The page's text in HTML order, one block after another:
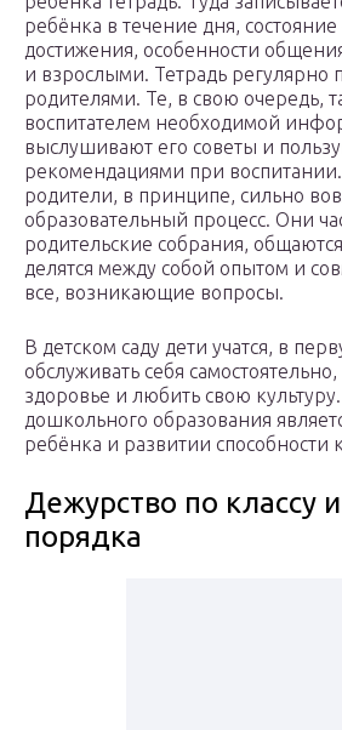
ребёнка в течение дня, состояние
достижения, особенности
и взрослыми. Тетрадь регулярно
родителями. Те, в свою очередь,
воспитателем необходимой
выслушивают его советы и
рекомендациями при
родители, в принципе, сильно
образовательный процесс. Они
родительские собрания,
делятся между собой опытом и
все, возникающие вопросы.
В детском саду дети учатся, в
обслуживать себя
здоровье и любить свою
дошкольного образования
ребёнка и развитии способности
Дежурство по классу
порядка